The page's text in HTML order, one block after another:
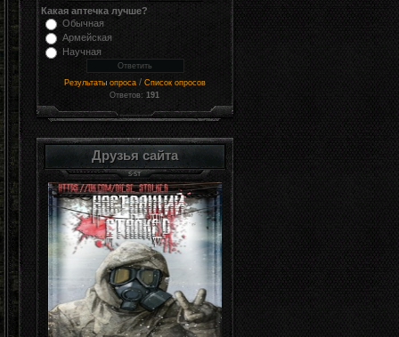
Какая аптечка лучше?
Обычная
Армейская
Научная
Результаты опроса / Список опросов
Ответов:191
Друзья сайта